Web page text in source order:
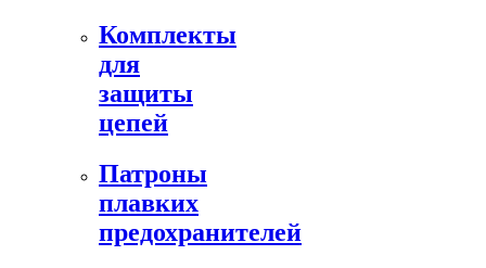
Комплекты
для
защиты
цепей
Патроны
плавких
предохранителей